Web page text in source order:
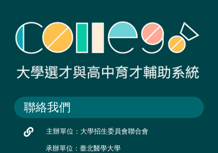
聯絡我們
主辦單位：大學招生委員會聯合會
承辦單位：臺北醫學大學